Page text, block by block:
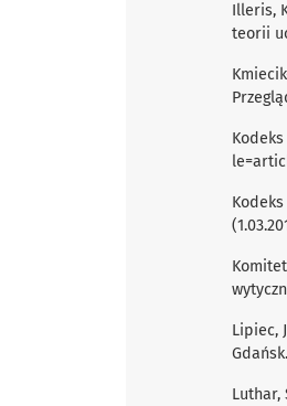
Illeris,
teorii
Lipiec,
Gdańsk.
Luthar,